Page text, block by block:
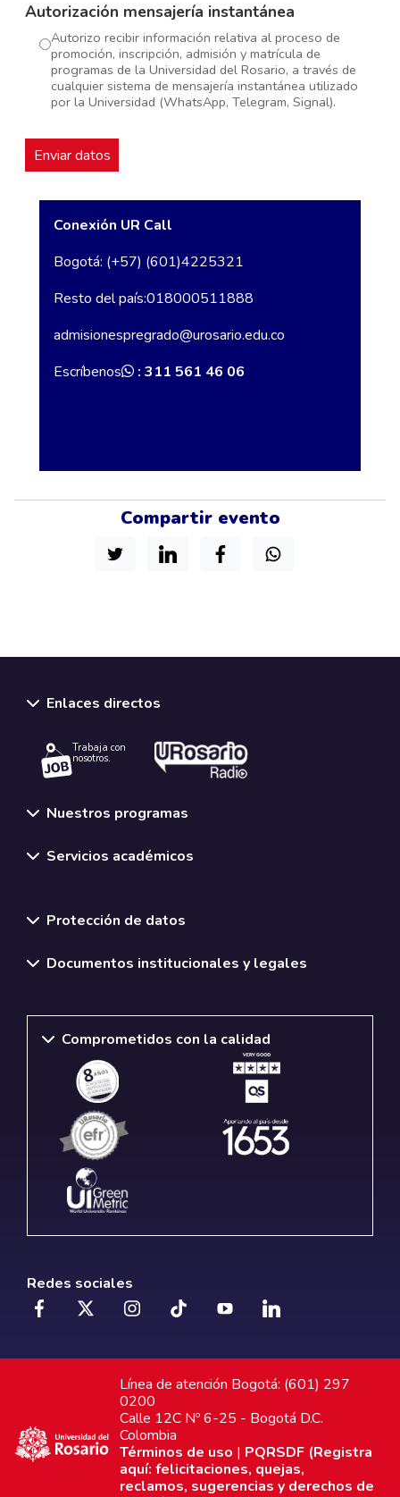
Autorización mensajería instantánea
Autorizo recibir información relativa al proceso de
promoción, inscripción, admisión y matrícula de
programas de la Universidad del Rosario, a través de
cualquier sistema de mensajería instantánea utilizado
por la Universidad (WhatsApp, Telegram, Signal).
Conexión UR Call
Bogotá: (+57) (601)4225321
Resto del país:018000511888
admisionespregrado@urosario.edu.co
Escríbenos
: 311 561 46 06
Compartir evento
Enlaces directos
Trabaja con
nosotros.
Nuestros programas
Servicios académicos
Protección de datos
Documentos institucionales y legales
Comprometidos con la calidad
Redes sociales
Línea de atención Bogotá: (601) 297
0200
Calle 12C Nº 6-25 - Bogotá D.C.
Colombia
Términos de uso | PQRSDF (Registra
aquí: felicitaciones, quejas,
reclamos, sugerencias y derechos de